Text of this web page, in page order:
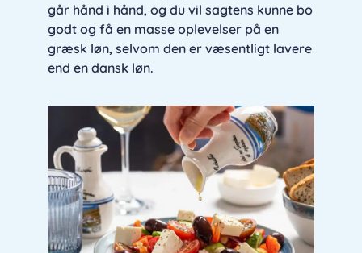
går hånd i hånd, og du vil sagtens kunne bo
godt og få en masse oplevelser på en
græsk løn, selvom den er væsentligt lavere
end en dansk løn.